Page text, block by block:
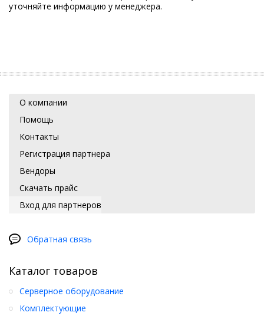
уточняйте информацию у менеджера.
О компании
Помощь
Контакты
Регистрация партнера
Вендоры
Скачать прайс
Вход для партнеров
Обратная связь
Каталог товаров
Серверное оборудование
Комплектующие